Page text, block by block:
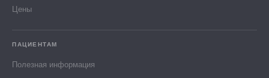
Цены
ПАЦИЕНТАМ
Полезная информация